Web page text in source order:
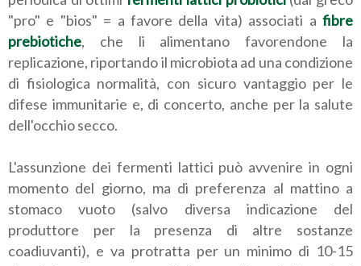
"pro" e "bios" = a favore della vita) associati a fibre
prebiotiche, che li alimentano favorendone la
replicazione, riportando il microbiota ad una condizione
di fisiologica normalità, con sicuro vantaggio per le
difese immunitarie e, di concerto, anche per la salute
dell'occhio secco.
L'assunzione dei fermenti lattici può avvenire in ogni
momento del giorno, ma di preferenza al mattino a
stomaco vuoto (salvo diversa indicazione del
produttore per la presenza di altre sostanze
coadiuvanti), e va protratta per un minimo di 10-15